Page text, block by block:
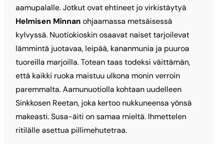
aamupalalle. Jotkut ovat ehtineet jo virkistäytyä
Helmisen Minnan ohjaamassa metsäisessä
kylvyssä. Nuotiokioskin osaavat naiset tarjoilevat
lämmintä juotavaa, leipää, kananmunia ja puuroa
tuoreilla marjoilla. Totean taas todeksi väittämän,
että kaikki ruoka maistuu ulkona monin verroin
paremmalta. Aamunuotiolla kohtaan uudelleen
Sinkkosen Reetan, joka kertoo nukkuneensa yönsä
makeasti. Susa-äiti on samaa mieltä. Ihmettelen
ritilälle asettua pillimehutetraa.